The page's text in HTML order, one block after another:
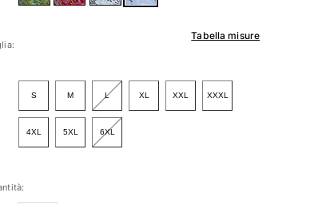
Tabella misure
S M L XL XXL XXXL
4XL 5XL 6XL